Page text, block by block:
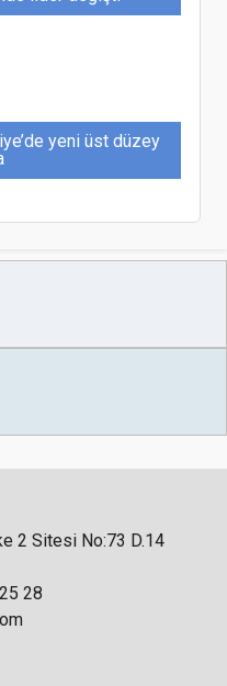
yeni üst düzey
ile Kuşadası'na 4
geldi
2 Sitesi No:73 D.14
28